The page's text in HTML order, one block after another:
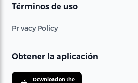
Términos de uso
Privacy Policy
Obtener la aplicación
Download on the